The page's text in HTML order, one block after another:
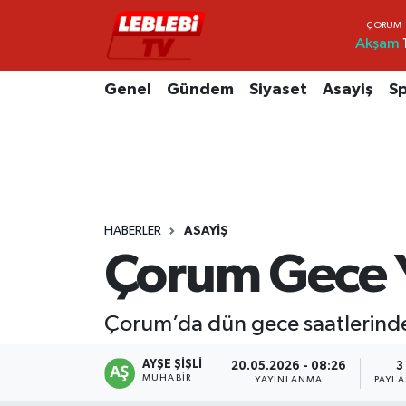
Akşam
Genel Gündem Siyaset Asayiş
HABERLER ASAYIŞ
Çorum Gece
Çorum’da dün gece
AYŞE ŞIŞLI
MUHABIR
20.05.2026 - 08:26
YAYINLANMA
3
Hava Durumu
Tüm Manşetler
Son Dakika Haberleri